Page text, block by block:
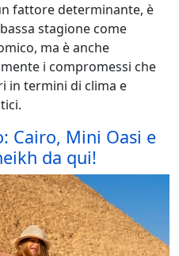
fattore determinante, è
stagione come
ma è anche
i compromessi che
in termini di clima e
Cairo, Mini Oasi e
da qui!